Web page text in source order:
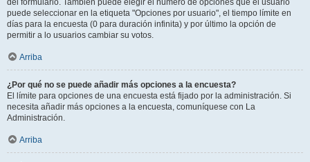
del formulario. También puede elegir el número de opciones que el usuario
puede seleccionar en la etiqueta "Opciones por usuario", el tiempo límite en
días para la encuesta (0 para duración infinita) y por último la opción de
permitir a lo usuarios cambiar su votos.
Arriba
¿Por qué no se puede añadir más opciones a la encuesta?
El límite para opciones de una encuesta está fijado por la administración. Si
necesita añadir más opciones a la encuesta, comuníquese con La
Administración.
Arriba